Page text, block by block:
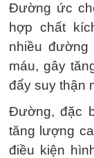
Đường ức
hợp chất
nhiều
máu, gây
đẩy suy thận
Đường, đặc
tăng lượng
điều kiện